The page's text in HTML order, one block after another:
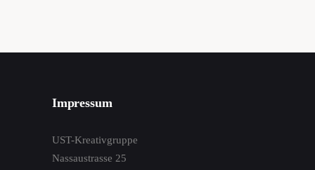
Impressum
UST-Kreativgruppe
Nassaustrasse 25